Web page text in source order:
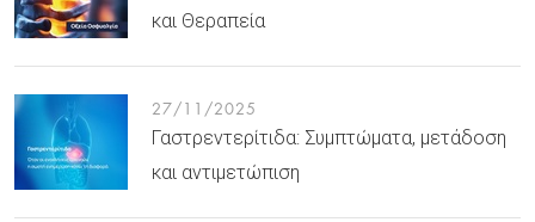
και Θεραπεία
27/11/2025
Γαστρεντερίτιδα: Συμπτώματα, μετάδοση
και αντιμετώπιση